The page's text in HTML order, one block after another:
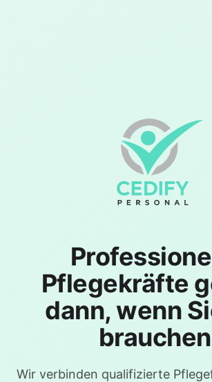
Pflegekräfte
dann, wenn
brauchen
Wir verbinden qualifizierte